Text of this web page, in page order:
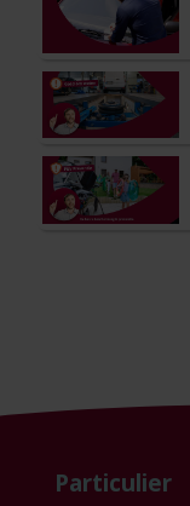
Particulier